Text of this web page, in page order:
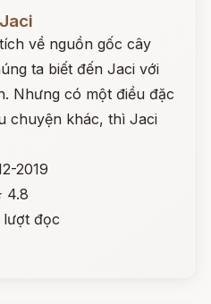
về nguồn gốc cây
ta biết đến Jaci với
Nhưng có một điều đặc
chuyện khác, thì Jaci
2019
4.8
lượt đọc